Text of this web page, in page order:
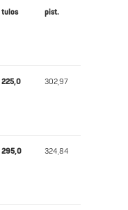
tulos pist.
225,0 302,97
295,0 324,84